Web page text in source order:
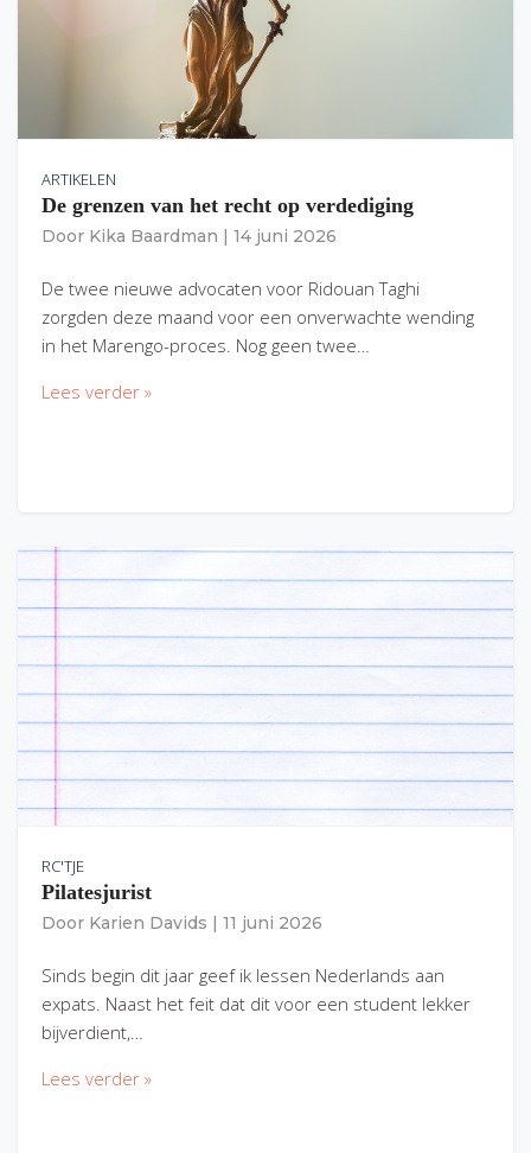
ARTIKELEN
De grenzen van het recht op verdediging
Door Kika Baardman 14 juni 2026
De twee nieuwe advocaten voor Ridouan Taghi
zorgden deze maand voor een onverwachte wending
in het Marengo-proces. Nog geen twee…
Lees verder »
RC'TJE
Pilatesjurist
Door Karien Davids 11 juni 2026
Sinds begin dit jaar geef ik lessen Nederlands aan
expats. Naast het feit dat dit voor een student lekker
bijverdient,…
Lees verder »